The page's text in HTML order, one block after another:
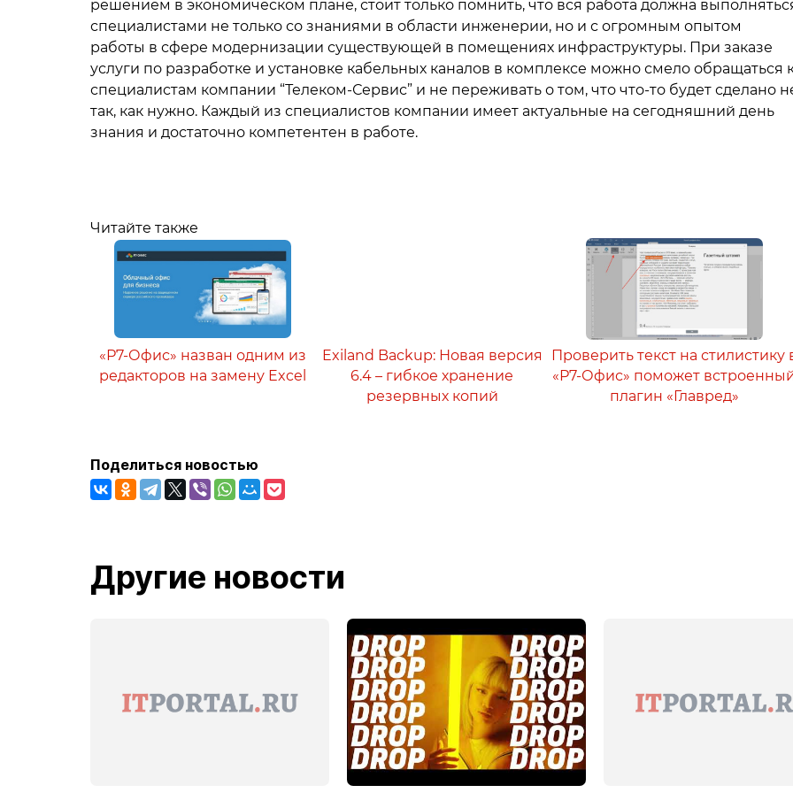
решением в экономическом плане, стоит только помнить, что вся работа должна
специалистами не только со знаниями в области инженерии, но и с огромным опытом
работы в сфере модернизации существующей в помещениях инфраструктуры. При заказе
услуги по разработке и установке кабельных каналов в комплексе можно смело обращаться
специалистам компании “Телеком-Сервис” и не переживать о том, что что-то будет сделано
так, как нужно. Каждый из специалистов компании имеет актуальные на сегодняшний день
знания и достаточно компетентен в работе.
Читайте также
«Р7-Офис» назван одним из
редакторов на замену Excel
Exiland Backup: Новая версия
6.4 – гибкое хранение
резервных копий
Проверить текст на стилистику
«Р7-Офис» поможет
плагин «Главред»
Поделиться новостью
Другие новости